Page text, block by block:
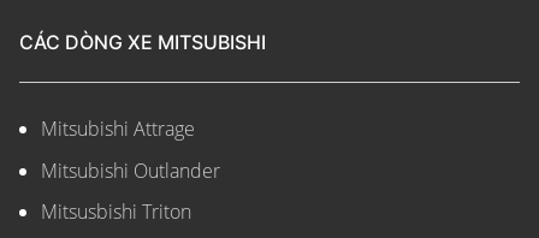
CÁC DÒNG XE MITSUBISHI
Mitsubishi Attrage
Mitsubishi Outlander
Mitsusbishi Triton